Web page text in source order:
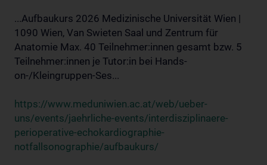
...Aufbaukurs 2026 Medizinische Universität Wien |
1090 Wien, Van Swieten Saal und Zentrum für
Anatomie Max. 40 Teilnehmer:innen gesamt bzw. 5
Teilnehmer:innen je Tutor:in bei Hands-
on-/Kleingruppen-Ses...
https://www.meduniwien.ac.at/web/ueber-
uns/events/jaehrliche-events/interdisziplinaere-
perioperative-echokardiographie-
notfallsonographie/aufbaukurs/